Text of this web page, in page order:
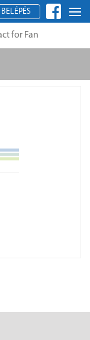
BELÉPÉS
for Fan